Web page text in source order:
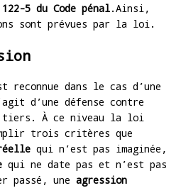
5 du Code pénal.Ainsi,
sont prévues par la loi.
reconnue dans le cas d’une
d’une défense contre
tiers. À ce niveau la loi
trois critères que
qui n’est pas imaginée,
qui ne date pas et n’est pas
passé, une agression